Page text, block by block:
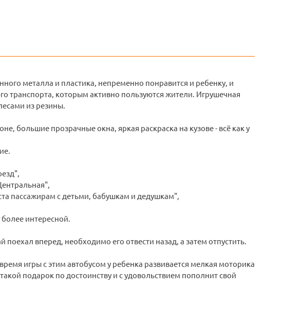
металла и пластика, непременно понравится и ребенку, и
транспорта, которым активно пользуются жители. Игрушечная
из резины.
большие прозрачные окна, яркая раскраска на кузове - всё как у
пассажирам с детьми, бабушкам и дедушкам",
интересной.
вперед, необходимо его отвести назад, а затем отпустить.
игры с этим автобусом у ребенка развивается мелкая моторика
подарок по достоинству и с удовольствием пополнит свой